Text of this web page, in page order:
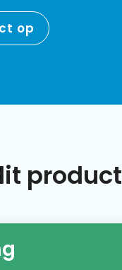
op
product